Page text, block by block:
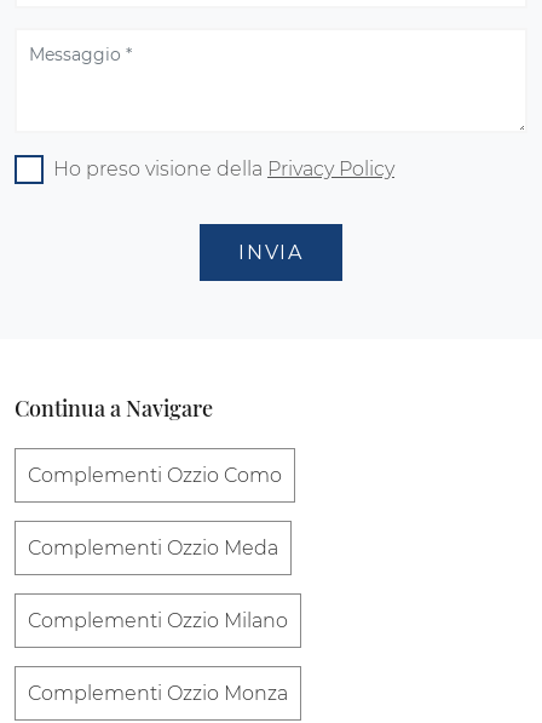
Ho preso visione della Privacy Policy
INVIA
Continua a Navigare
Complementi Ozzio Como
Complementi Ozzio Meda
Complementi Ozzio Milano
Complementi Ozzio Monza